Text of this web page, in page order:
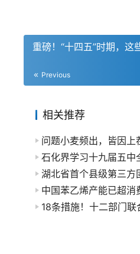
重磅！“十四五”时期，
Previous
相关推荐
石化界学习十九届五中
中国苯乙烯产能已超消
18条措施！十二部门